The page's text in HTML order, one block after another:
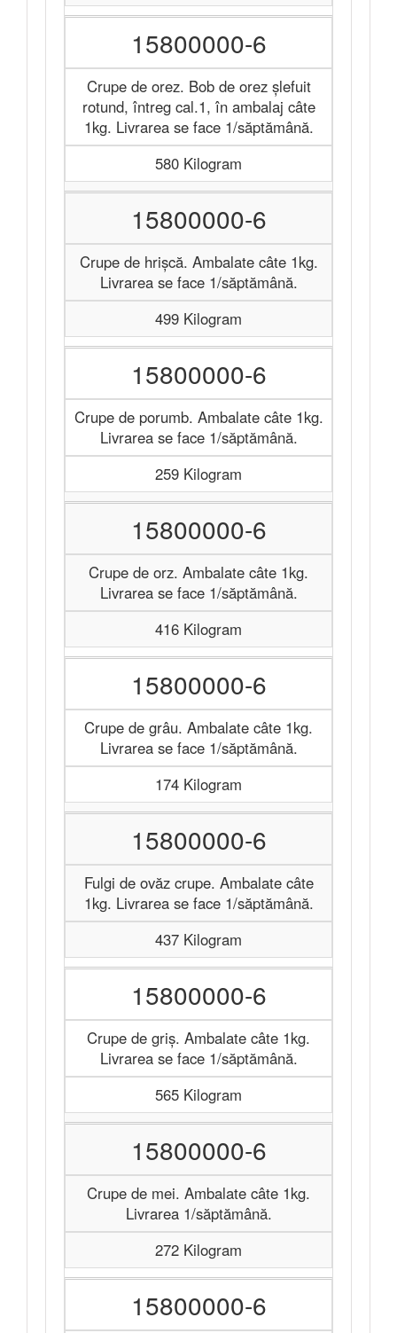
15800000-6
Crupe de orez. Bob de orez șlefuit
rotund, întreg cal.1, în ambalaj câte
1kg. Livrarea se face 1/săptămână.
580 Kilogram
15800000-6
Crupe de hrișcă. Ambalate câte 1kg.
Livrarea se face 1/săptămână.
499 Kilogram
15800000-6
Crupe de porumb. Ambalate câte 1kg.
Livrarea se face 1/săptămână.
259 Kilogram
15800000-6
Crupe de orz. Ambalate câte 1kg.
Livrarea se face 1/săptămână.
416 Kilogram
15800000-6
Crupe de grâu. Ambalate câte 1kg.
Livrarea se face 1/săptămână.
174 Kilogram
15800000-6
Fulgi de ovăz crupe. Ambalate câte
1kg. Livrarea se face 1/săptămână.
437 Kilogram
15800000-6
Crupe de griș. Ambalate câte 1kg.
Livrarea se face 1/săptămână.
565 Kilogram
15800000-6
Crupe de mei. Ambalate câte 1kg.
Livrarea 1/săptămână.
272 Kilogram
15800000-6